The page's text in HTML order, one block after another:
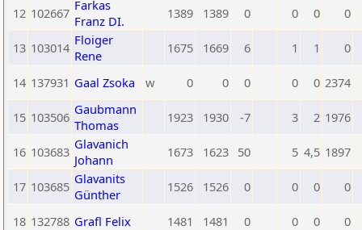
12 102667 Farkas
Franz DI.
1389 1389 0 0 0 0
13 103014 Floiger
Rene
1675 1669 6 1 1 0
14 137931 Gaal Zsoka w 0 0 0 0 0 2374
15 103506 Gaubmann
Thomas
1923 1930 -7 3 2 1976
16 103683 Glavanich
Johann
1673 1623 50 5 4,5 1897
17 103685 Glavanits
Günther
1526 1526 0 0 0 0
18 132788 Grafl Felix 1481 1481 0 0 0 0